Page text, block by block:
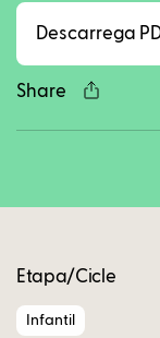
Descarrega
Share
Etapa/Cicle
Infantil